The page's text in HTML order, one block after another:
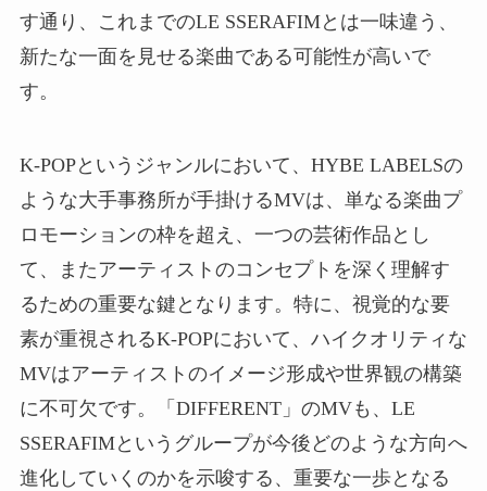
す通り、これまでのLE SSERAFIMとは一味違う、
新たな一面を見せる楽曲である可能性が高いで
す。
K-POPというジャンルにおいて、HYBE LABELSの
ような大手事務所が手掛けるMVは、単なる楽曲プ
ロモーションの枠を超え、一つの芸術作品とし
て、またアーティストのコンセプトを深く理解す
るための重要な鍵となります。特に、視覚的な要
素が重視されるK-POPにおいて、ハイクオリティな
MVはアーティストのイメージ形成や世界観の構築
に不可欠です。「DIFFERENT」のMVも、LE
SSERAFIMというグループが今後どのような方向へ
進化していくのかを示唆する、重要な一歩となる